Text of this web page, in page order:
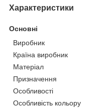
Характеристики
Основні
Виробник
Країна виробник
Матеріал
Призначення
Особливості
Особливість кольору